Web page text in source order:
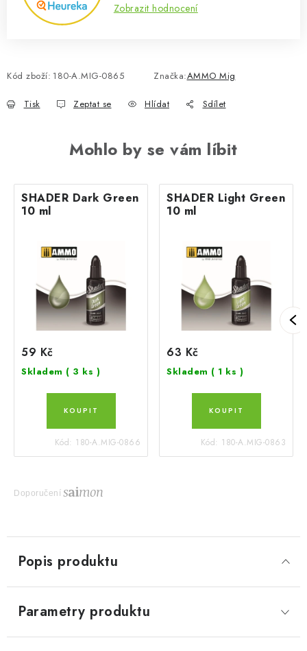
Zobrazit hodnocení
Kód zboží: 180-A.MIG-0865 Značka:AMMO Mig
Tisk Zeptat se Hlídat Sdílet
Mohlo by se vám líbit
SHADER Dark Green
10 ml
59 Kč
Skladem ( 3 ks )
Kód: 180-A.MIG-0866
SHADER Light Green
10 ml
63 Kč
Skladem ( 1 ks )
Kód: 180-A.MIG-0863
Doporučení
Popis produktu
Parametry produktu